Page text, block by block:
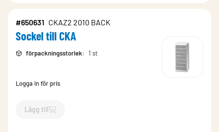
#650631 CKAZ2 2010 BACK
Sockel till CKA
förpackningsstorlek: 1 st
Logga in för pris
Lägg till
`$Lägg till